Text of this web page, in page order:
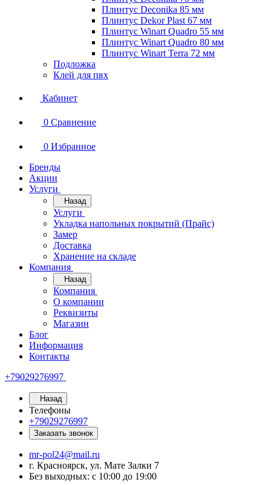
Плинтус Deconika 85 мм
Плинтус Dekor Plast 67 мм
Плинтус Winart Quadro 55 мм
Плинтус Winart Quadro 80 мм
Плинтус Winart Terra 72 мм
Подложка
Клей для пвх
Кабинет
0 Сравнение
0 Избранное
Бренды
Акции
Услуги
Назад
Услуги
Укладка напольных покрытий (Прайс)
Замер
Доставка
Хранение на складе
Компания
Назад
Компания
О компании
Реквизиты
Магазин
Блог
Информация
Контакты
+79029276997
Назад
Телефоны
+79029276997
Заказать звонок
mr-pol24@mail.ru
г. Красноярск, ул. Мате Залки 7
Без выходных: с 10:00 до 19:00